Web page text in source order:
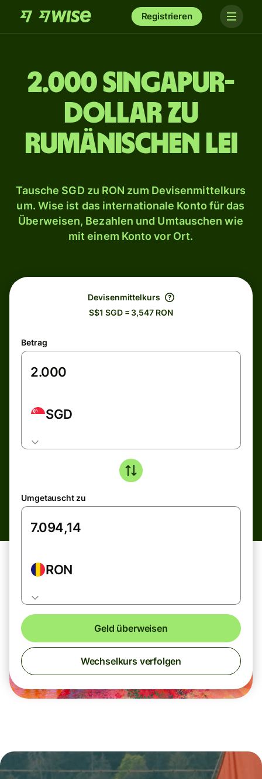
Registrieren
2.000 Singapur-
Dollar zu
rumänischen Lei
Tausche SGD zu RON zum Devisenmittelkurs
um. Wise ist das internationale Konto für das
Überweisen, Bezahlen und Umtauschen wie
mit einem Konto vor Ort.
Devisenmittelkurs
S$1 SGD = 3,547 RON
Betrag
SGD
Umgetauscht zu
RON
Geld überweisen
Wechselkurs verfolgen